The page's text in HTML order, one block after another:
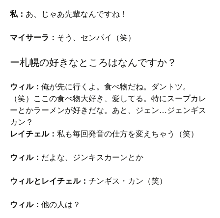
私： あ、じゃあ先輩なんですね！
マイサーラ： そう、センパイ（笑）
ー札幌の好きなところはなんですか？
ウィル： 俺が先に行くよ。食べ物だね。ダントツ。
（笑）ここの食べ物大好き、愛してる。特にスープカレ
ーとかラーメンが好きだな。あと、ジェン…ジェンギス
カン？
レイチェル： 私も毎回発音の仕方を変えちゃう（笑）
ウィル： だよな、ジンキスカーンとか
ウィルとレイチェル： チンギス・カン（笑）
ウィル： 他の人は？